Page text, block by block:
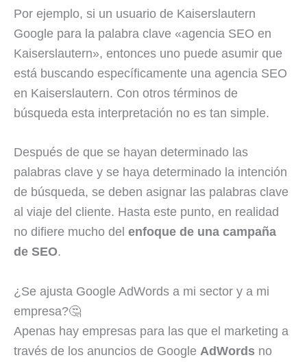
Por ejemplo, si un usuario de Kaiserslautern
Google para la palabra clave «agencia SEO en
Kaiserslautern», entonces uno puede asumir que
está buscando específicamente una agencia SEO
en Kaiserslautern. Con otros términos de
búsqueda esta interpretación no es tan simple.
Después de que se hayan determinado las
palabras clave y se haya determinado la intención
de búsqueda, se deben asignar las palabras clave
al viaje del cliente. Hasta este punto, en realidad
no difiere mucho del enfoque de una campaña
de SEO.
¿Se ajusta Google AdWords a mi sector y a mi
empresa?🤔
Apenas hay empresas para las que el marketing a
través de los anuncios de Google AdWords no